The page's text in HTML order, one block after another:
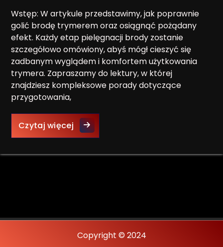
Wstęp: W artykule przedstawimy, jak poprawnie
golić brodę trymerem oraz osiągnąć pożądany
efekt. Każdy etap pielęgnacji brody zostanie
szczegółowo omówiony, abyś mógł cieszyć się
zadbanym wyglądem i komfortem użytkowania
trymera. Zapraszamy do lektury, w której
znajdziesz kompleksowe porady dotyczące
przygotowania,
Czytaj więcejJak poprawnie golić brodę
Copyright © 2024